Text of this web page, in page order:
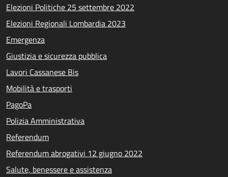
Elezioni Politiche 25 settembre 2022
Elezioni Regionali Lombardia 2023
Emergenza
Giustizia e sicurezza pubblica
Lavori Cassanese Bis
Mobilità e trasporti
PagoPa
Polizia Amministrativa
Referendum
Referendum abrogativi 12 giugno 2022
Salute, benessere e assistenza